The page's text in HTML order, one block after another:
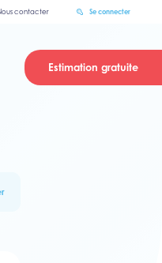
contacter Se connecter
Estimation gratuite